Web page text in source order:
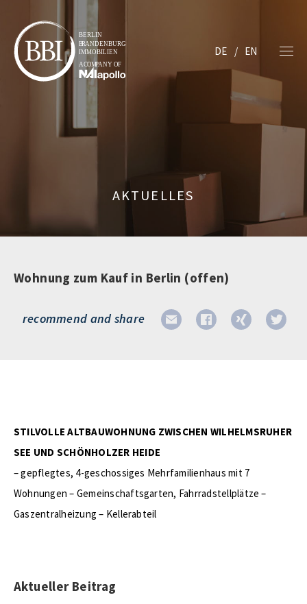
DE EN
AKTUELLES
Wohnung zum Kauf in Berlin (offen)
recommend and share
STILVOLLE ALTBAUWOHNUNG ZWISCHEN WILHELMSRUHER
SEE UND SCHÖNHOLZER HEIDE
– gepflegtes, 4-geschossiges Mehrfamilienhaus mit 7
Wohnungen – Gemeinschaftsgarten, Fahrradstellplätze –
Gaszentralheizung – Kellerabteil
Aktueller Beitrag